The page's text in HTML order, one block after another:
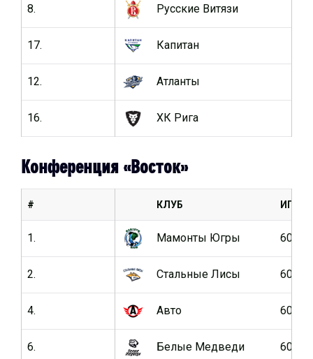
Русские Витязи
Капитан
Атланты
ХК Рига
8.
17.
12.
16.
Конференция «Восток»
КЛУБ ИГРЫ
Мамонты Югры 60
Стальные Лисы 60
Авто 60
Белые Медведи 60
#
1.
2.
4.
6.